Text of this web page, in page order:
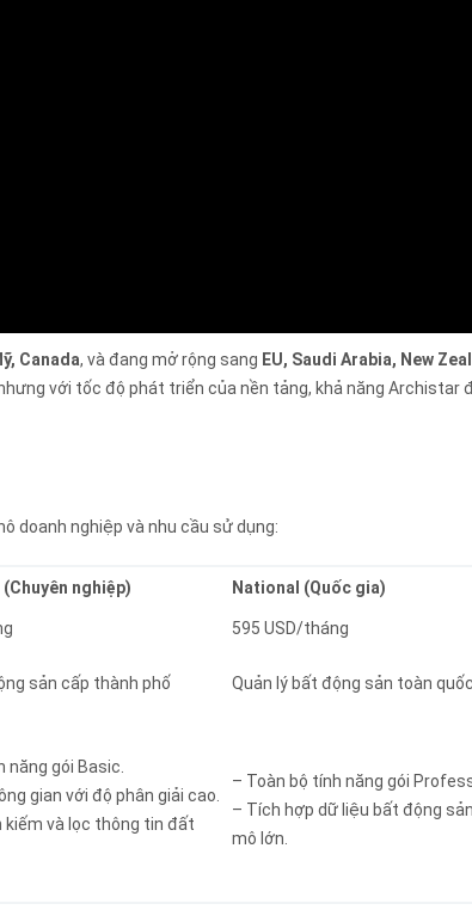
Canada, và đang mở rộng sang EU, Saudi Arabia, New
với tốc độ phát triển của nền tảng, khả năng Archistar
doanh nghiệp và nhu cầu sử dụng:
(Chuyên nghiệp) National (Quốc gia)
595 USD/tháng
sản cấp thành phố Quản lý bất động sản toàn quốc
năng gói Basic.
gian với độ phân giải cao.
kiếm và lọc thông tin đất
– Toàn bộ tính năng gói
– Tích hợp dữ liệu bất động
mô lớn.